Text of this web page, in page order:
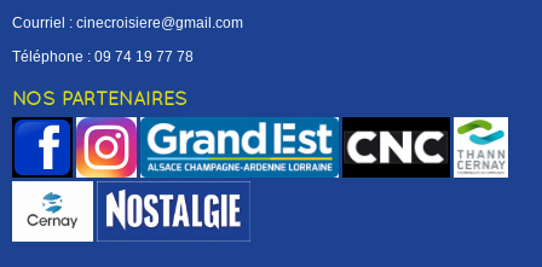
Courriel : cinecroisiere@gmail.com
Téléphone : 09 74 19 77 78
NOS PARTENAIRES